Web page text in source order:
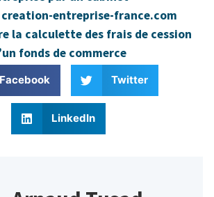
creation-entreprise-france.com
la calculette des frais de cession
fonds de commerce
Facebook Twitter
LinkedIn